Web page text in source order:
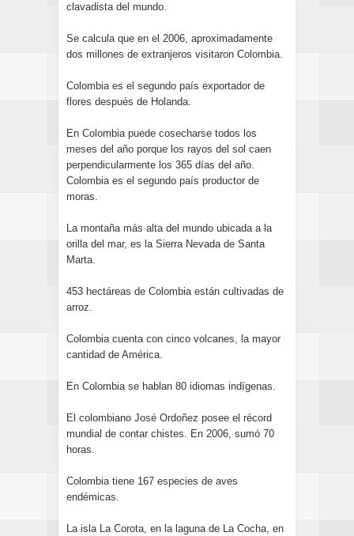
clavadista del mundo.
Se calcula que en el 2006, aproximadamente
dos millones de extranjeros visitaron Colombia.
Colombia es el segundo país exportador de
flores después de Holanda.
En Colombia puede cosecharse todos los
meses del año porque los rayos del sol caen
perpendicularmente los 365 días del año.
Colombia es el segundo país productor de
moras.
La montaña más alta del mundo ubicada a la
orilla del mar, es la Sierra Nevada de Santa
Marta.
453 hectáreas de Colombia están cultivadas de
arroz.
Colombia cuenta con cinco volcanes, la mayor
cantidad de América.
En Colombia se hablan 80 idiomas indígenas.
El colombiano José Ordoñez posee el récord
mundial de contar chistes. En 2006, sumó 70
horas.
Colombia tiene 167 especies de aves
endémicas.
La isla La Corota, en la laguna de La Cocha, en